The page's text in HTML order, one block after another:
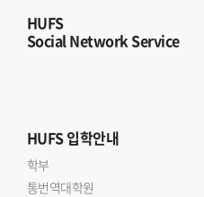
HUFS
Social Network Service
HUFS입학안내
학부
통번역대학원